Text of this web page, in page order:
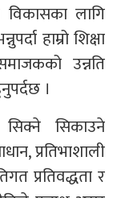
लागि
हाम्रो शिक्षा
उन्नति
।
सिकाउने
प्रतिभाशाली
प्रतिवद्धता र